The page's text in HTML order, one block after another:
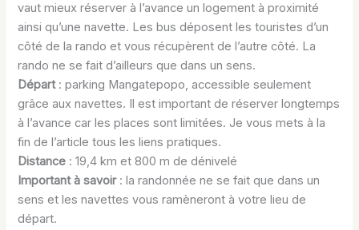
vaut mieux réserver à l’avance un logement à proximité
ainsi qu’une navette. Les bus déposent les touristes d’un
côté de la rando et vous récupèrent de l’autre côté. La
rando ne se fait d’ailleurs que dans un sens.
Départ: parking Mangatepopo, accessible seulement
grâce aux navettes. Il est important de réserver longtemps
à l’avance car les places sont limitées. Je vous mets à la
fin de l’article tous les liens pratiques.
Distance : 19,4 km et 800 m de dénivelé
Important à savoir: la randonnée ne se fait que dans un
sens et les navettes vous ramèneront à votre lieu de
départ.